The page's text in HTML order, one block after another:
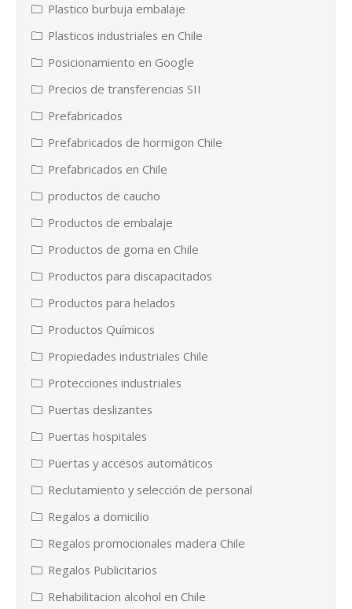
Plastico burbuja embalaje
Plasticos industriales en Chile
Posicionamiento en Google
Precios de transferencias SII
Prefabricados
Prefabricados de hormigon Chile
Prefabricados en Chile
productos de caucho
Productos de embalaje
Productos de goma en Chile
Productos para discapacitados
Productos para helados
Productos Químicos
Propiedades industriales Chile
Protecciones industriales
Puertas deslizantes
Puertas hospitales
Puertas y accesos automáticos
Reclutamiento y selección de personal
Regalos a domicilio
Regalos promocionales madera Chile
Regalos Publicitarios
Rehabilitacion alcohol en Chile